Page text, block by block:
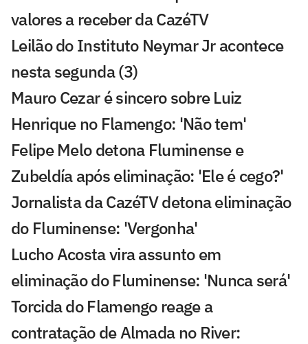
valores a receber da CazéTV
Leilão do Instituto Neymar Jr acontece
nesta segunda (3)
Mauro Cezar é sincero sobre Luiz
Henrique no Flamengo: 'Não tem'
Felipe Melo detona Fluminense e
Zubeldía após eliminação: 'Ele é cego?'
Jornalista da CazéTV detona eliminação
do Fluminense: 'Vergonha'
Lucho Acosta vira assunto em
eliminação do Fluminense: 'Nunca será'
Torcida do Flamengo reage a
contratação de Almada no River: